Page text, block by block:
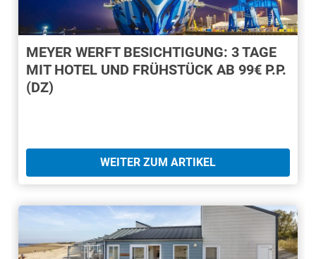
MEYER WERFT BESICHTIGUNG: 3 TAGE
MIT HOTEL UND FRÜHSTÜCK AB 99€ P.P.
(DZ)
WEITER ZUM ARTIKEL